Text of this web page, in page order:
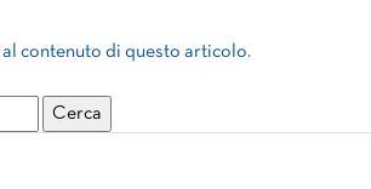
al contenuto di questo articolo.